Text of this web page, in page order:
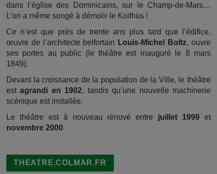
dans l’église des Dominicains, sur le Champ-de-Mars…
L’on a même songé à démolir le Koifhüs !
Ce n’est que près de trente ans plus tard que l’édifice,
œuvre de l’architecte belfortain Louis-Michel Boltz, ouvre
ses portes au public (le théâtre est inauguré le 8 mars
1849).
Devant la croissance de la population de la Ville, le théâtre
estagrandi en 1902, tandis qu’une nouvelle machinerie
scénique est installée.
Le théâtre est à nouveau rénové entre juillet 1999 et
novembre 2000.
THEATRE.COLMAR.FR